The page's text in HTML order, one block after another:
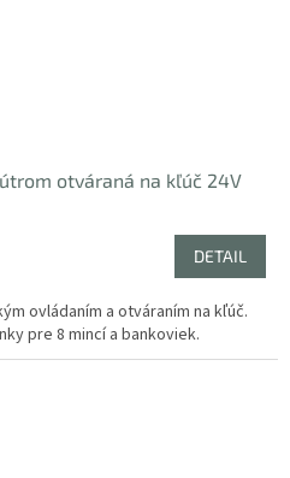
otváraná na kľúč 24V
DETAIL
ovládaním a otváraním na kľúč.
pre 8 mincí a bankoviek.